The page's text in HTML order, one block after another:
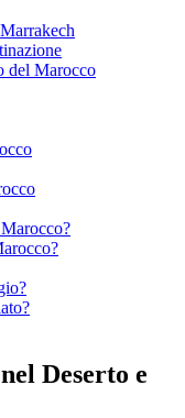
del Marocco
Deserto e